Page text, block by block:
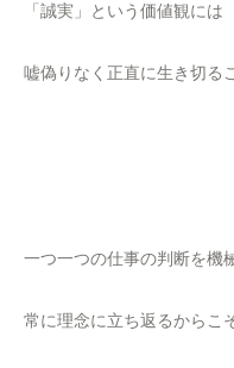
「誠実」という価値観には
嘘偽りなく正直に生き切る
一つ一つの仕事の判断を機
常に理念に立ち返るからこ